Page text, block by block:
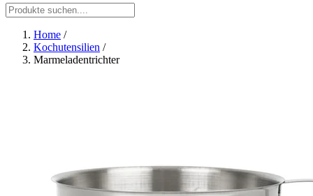
Home /
Kochutensilien /
Marmeladentrichter